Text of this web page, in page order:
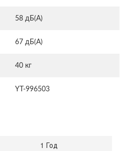
58 дБ(А)
67 дБ(А)
40 кг
YT-996503
1 Год